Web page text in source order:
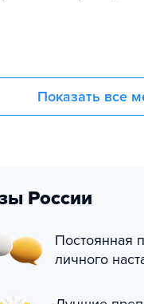
Показать все
России
Постоянная
личного